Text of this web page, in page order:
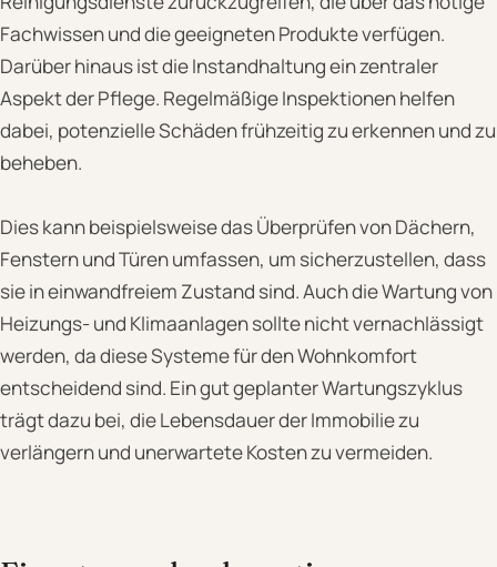
Fachwissen und die geeigneten Produkte verfügen.
Darüber hinaus ist die Instandhaltung ein zentraler
Aspekt der Pflege. Regelmäßige Inspektionen helfen
dabei, potenzielle Schäden frühzeitig zu erkennen und zu
beheben.
Dies kann beispielsweise das Überprüfen von Dächern,
Fenstern und Türen umfassen, um sicherzustellen, dass
sie in einwandfreiem Zustand sind. Auch die Wartung von
Heizungs- und Klimaanlagen sollte nicht vernachlässigt
werden, da diese Systeme für den Wohnkomfort
entscheidend sind. Ein gut geplanter Wartungszyklus
trägt dazu bei, die Lebensdauer der Immobilie zu
verlängern und unerwartete Kosten zu vermeiden.